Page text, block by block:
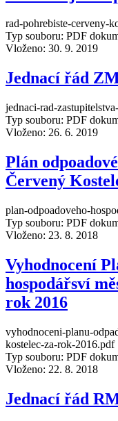
rad-pohrebiste-cerveny-
Typ souboru: PDF
Vloženo: 30. 9. 2019
Jednací řád
jednaci-rad-
Typ souboru: PDF
Vloženo: 26. 6. 2019
Plán
Červený
plan-odpoadoveho-
Typ souboru: PDF
Vloženo: 23. 8. 2018
Vyhodnocení
hospodářsví
rok 2016
vyhodnoceni-planu-
kostelec-za-rok-2016.pdf
Typ souboru: PDF
Vloženo: 22. 8. 2018
Jednací řád